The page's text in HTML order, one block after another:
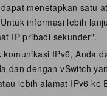
menetapkan satu
informasi lebih
IP pribadi sekunder".
komunikasi IPv6, Anda
dan dengan vSwitch
lebih alamat IPv6 ke